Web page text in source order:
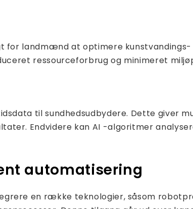
for landmænd at optimere kunstvandings-
ressourceforbrug og minimeret
til sundhedsudbydere. Dette giver
Endvidere kan AI -algoritmer
automatisering
en række teknologier, såsom